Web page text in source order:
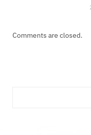
Comments are closed.